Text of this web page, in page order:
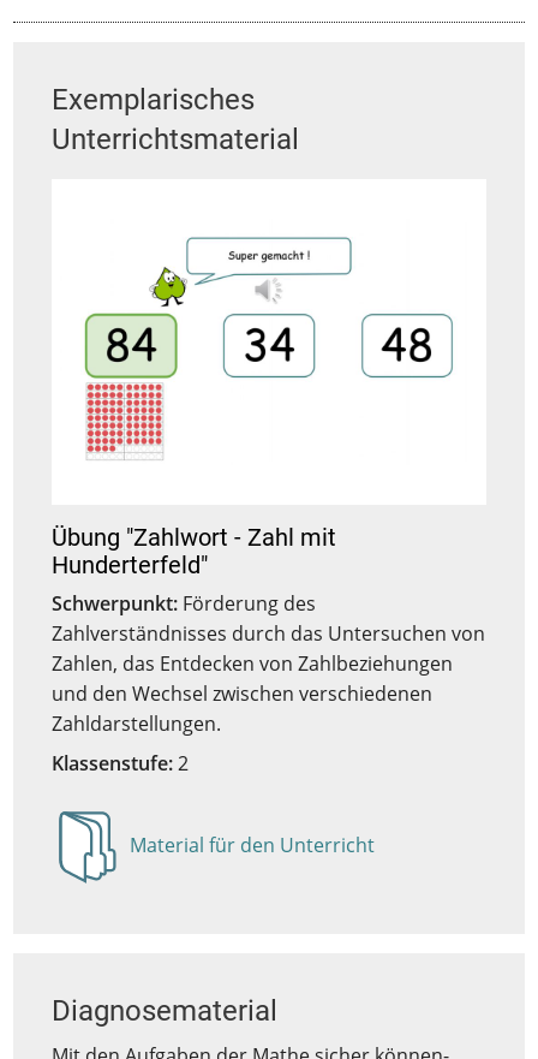
Exemplarisches
Unterrichtsmaterial
Übung "Zahlwort - Zahl mit
Hunderterfeld"
Schwerpunkt: Förderung des
Zahlverständnisses durch das Untersuchen von
Zahlen, das Entdecken von Zahlbeziehungen
und den Wechsel zwischen verschiedenen
Zahldarstellungen.
Klassenstufe:2
Anzeigen
Material für den Unterricht
Diagnosematerial